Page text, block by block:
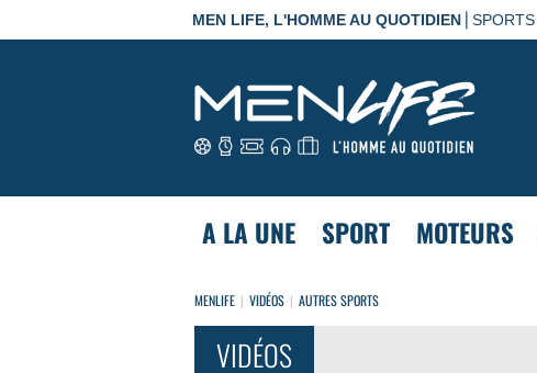
MEN LIFE, L'HOMME AU QUOTIDIEN | SPORTS
A LA UNE SPORT MOTEURS
MENLIFE VIDÉOS AUTRES SPORTS
VIDÉOS